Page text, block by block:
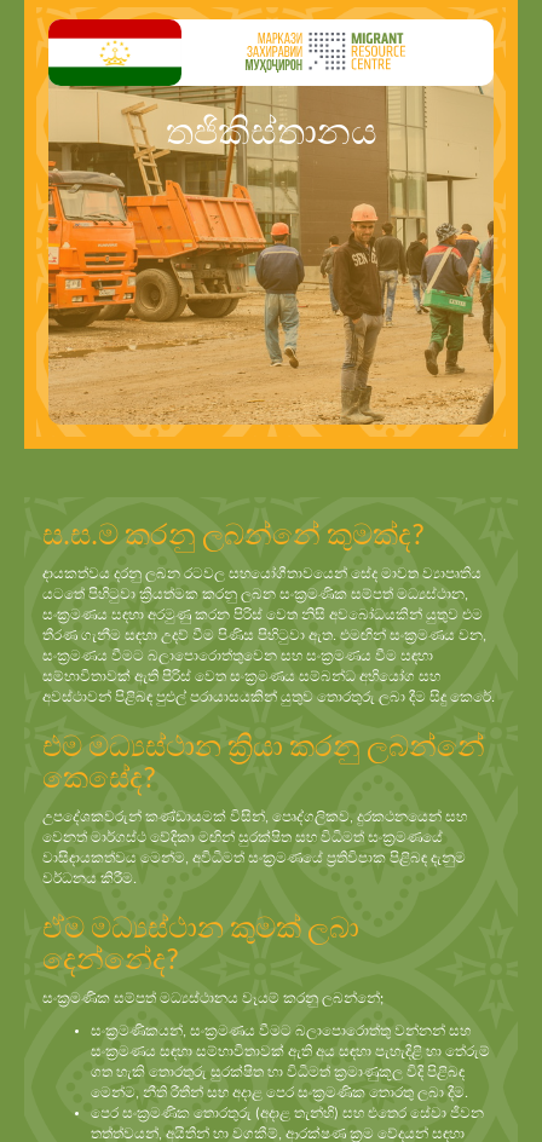
තජිකිස්තානය
ස.ස.ම කරනු ලබන්නේ කුමක්ද?
දායකත්වය දරනු ලබන රටවල සහයෝගීතාවයෙන් සේද මාවත ව්‍යාපෘතිය
යටතේ පිහිටුවා ක්‍රියත්මක කරනු ලබන සංක්‍රමණික සම්පත් මධ්‍යස්ථාන,
සංක්‍රමණය සඳහා අරමුණු කරන පිරිස් වෙත නිසි අවබෝධයකින් යුතුව එම
තීරණ ගැනීම සඳහා උදව් වීම පිණිස පිහිටුවා ඇත. එමඟින් සංක්‍රමණය වන,
සංක්‍රමණය වීමට බලාපොරොත්තුවෙන සහ සංක්‍රමණය වීම සඳහා
සම්භාවිතාවක් ඇති පිරිස් වෙත සංක්‍රමණය සම්බන්ධ අභියෝග සහ
අවස්ථාවන් පිළිබඳ පුළුල් පරායාසයකින් යුතුව තොරතුරු ලබා දීම සිදු කෙරේ.
එම මධ්‍යස්ථාන ක්‍රියා කරනු ලබන්නේ
කෙසේද?
උපදේශකවරුන් කණ්ඩායමක් විසින්, පෙෘද්ගලිකව, දුරකථනයෙන් සහ
වෙනත් මාර්ගස්ථ වේදිකා මඟින් සුරක්ෂිත සහ විධිමත් සංක්‍රමණයේ
වාසිදායකත්වය මෙන්ම, අවිධිමත් සංක්‍රමණයේ ප්‍රතිවිපාක පිළිබඳ දැනුම
වර්ධනය කිරීම.
ඒම මධ්‍යස්ථාන කුමක් ලබා
දෙන්නේද?
සංක්‍රමණික සම්පත් මධ්‍යස්ථානය වෑයම් කරනු ලබන්නේ;
සංක්‍රමණිකයන්, සංක්‍රමණය වීමට බලාපොරොත්තු වන්නන් සහ
සංක්‍රමණය සඳහා සම්භාවිතාවක් ඇති අය සඳහා පැහැදිළි හා තේරුම්
ගත හැකි තොරතුරු සුරක්ෂිත හා විධිමත් ක්‍රමාණුකූල විදි පිළිබඳ
මෙන්ම, නීති රීතීන් සහ අදාළ පෙර සංක්‍රමණික තොරතු ලබා දීම.
පෙර සංක්‍රමණික තොරතුරු (අදාළ තැන්හි) සහ එතෙර සේවා ජීවන
තත්ත්වයන්, අයිතීන් හා වගකීම්, ආරක්ෂණ ක්‍රම වේදයන් සඳහා